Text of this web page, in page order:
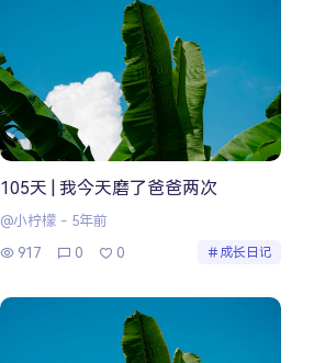
105天 | 我今天磨了爸爸两次
@小柠檬 - 5年前
917
0 0 成长日记